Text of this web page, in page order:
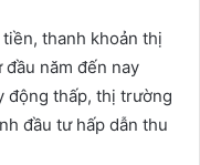
thanh khoản thị
năm đến nay
động thấp, thị trường
đầu tư hấp dẫn thu